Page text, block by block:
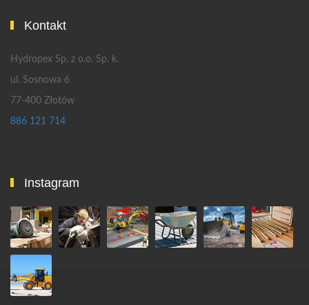
Kontakt
Hydropex Sp. z o.o. Sp. k.
ul. Sosnowa 6
77-400 Złotów
886 121 714
Instagram